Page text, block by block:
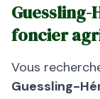
foncier
Vous
Guessling-